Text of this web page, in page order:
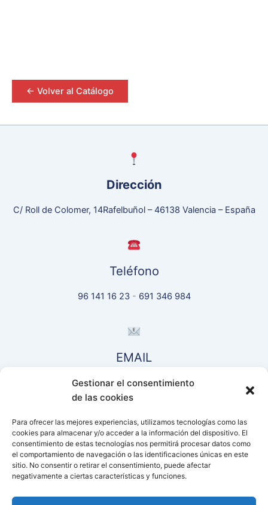
Gestionar el consentimiento
de las cookies
Para ofrecer las mejores experiencias, utilizamos tecnologías como las
cookies para almacenar y/o acceder a la información del dispositivo. El
consentimiento de estas tecnologías nos permitirá procesar datos como
el comportamiento de navegación o las identificaciones únicas en este
sitio. No consentir o retirar el consentimiento, puede afectar
negativamente a ciertas características y funciones.
<- Volver al Catálogo
Dirección
C/ Roll de Colomer, 14Rafelbuñol – 46138 Valencia – España
Teléfono
96 141 16 23- 691 346 984
EMAIL
comercial@piensosnoalles.es
Conectar